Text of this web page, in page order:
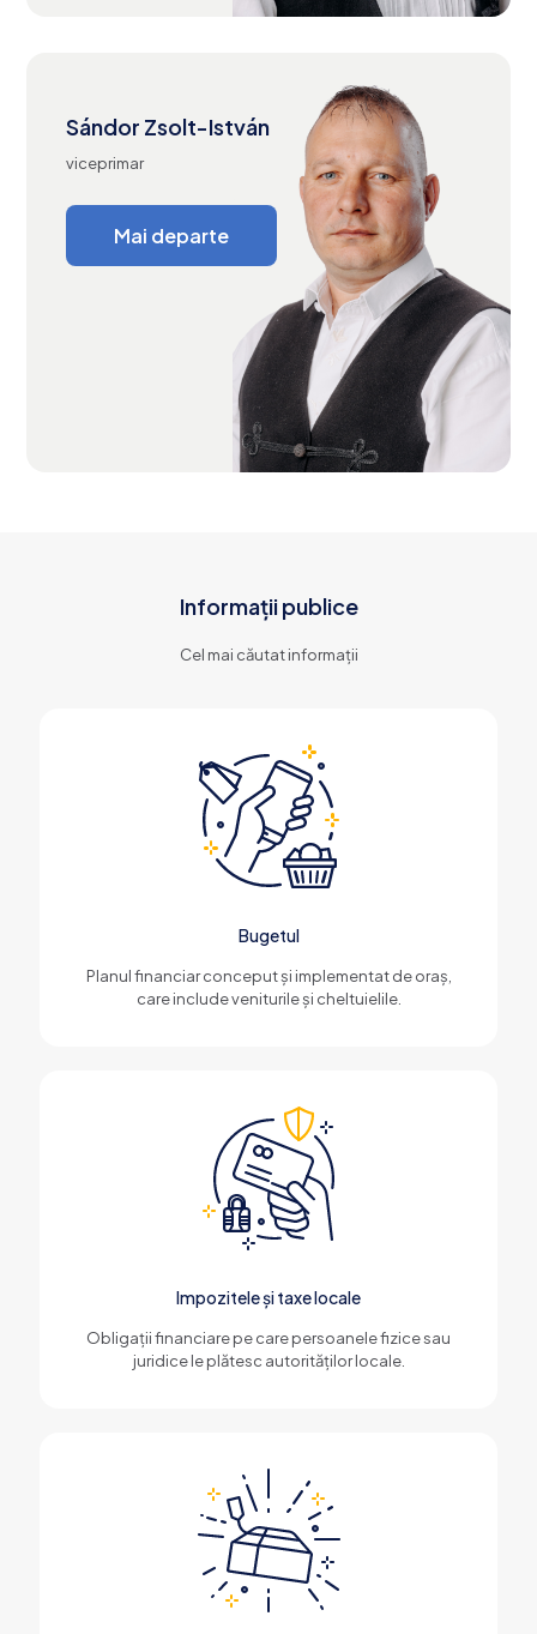
Sándor Zsolt-István
viceprimar
Mai departe
Informații publice
Cel mai căutat informații
Bugetul
Planul financiar conceput și implementat de oraș,
care include veniturile și cheltuielile.
Impozitele și taxe locale
Obligații financiare pe care persoanele fizice sau
juridice le plătesc autorităților locale.